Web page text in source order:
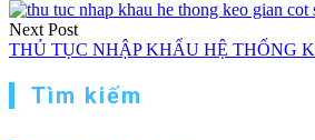
Next Post
THỦ TỤC NHẬP KHẨU HỆ THỐNG
Tìm kiếm